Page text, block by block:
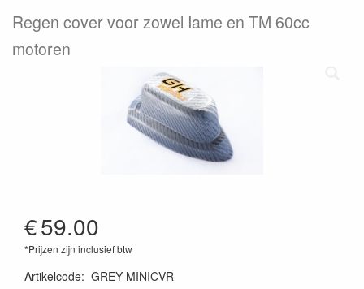
Regen cover voor zowel Iame en TM 60cc
motoren
€59.00
*Prijzen zijn inclusief btw
Artikelcode: GREY-MINICVR